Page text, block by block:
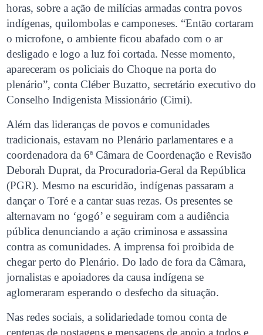
horas, sobre a ação de milícias armadas contra povos
indígenas, quilombolas e camponeses. “Então cortaram
o microfone, o ambiente ficou abafado com o ar
desligado e logo a luz foi cortada. Nesse momento,
apareceram os policiais do Choque na porta do
plenário”, conta Cléber Buzatto, secretário executivo do
Conselho Indigenista Missionário (Cimi).
Além das lideranças de povos e comunidades
tradicionais, estavam no Plenário parlamentares e a
coordenadora da 6ª Câmara de Coordenação e Revisão
Deborah Duprat, da Procuradoria-Geral da República
(PGR). Mesmo na escuridão, indígenas passaram a
dançar o Toré e a cantar suas rezas. Os presentes se
alternavam no ‘gogó’ e seguiram com a audiência
pública denunciando a ação criminosa e assassina
contra as comunidades. A imprensa foi proibida de
chegar perto do Plenário. Do lado de fora da Câmara,
jornalistas e apoiadores da causa indígena se
aglomeraram esperando o desfecho da situação.
Nas redes sociais, a solidariedade tomou conta de